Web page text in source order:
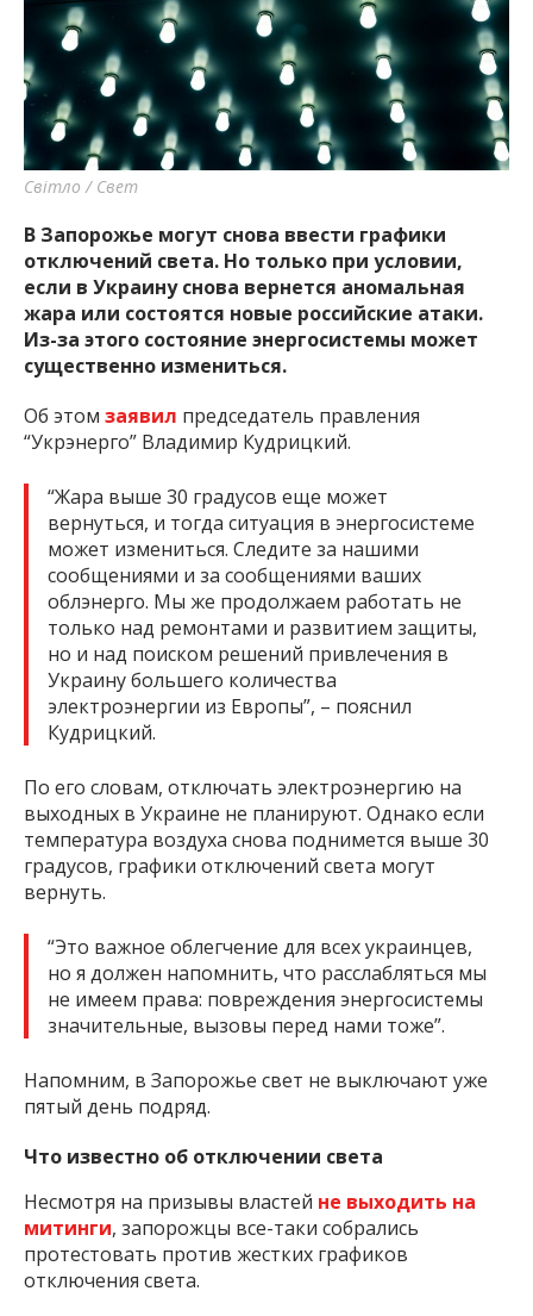
важную информацию о событиях
города Запорожья и области.
Світло / Свет
В Запорожье могут снова ввести графики
отключений света. Но только при условии,
если в Украину снова вернется аномальная
жара или состоятся новые российские атаки.
Из-за этого состояние энергосистемы может
существенно измениться.
Об этом заявил председатель правления
“Укрэнерго” Владимир Кудрицкий.
“Жара выше 30 градусов еще может
вернуться, и тогда ситуация в энергосистеме
может измениться. Следите за нашими
сообщениями и за сообщениями ваших
облэнерго. Мы же продолжаем работать не
только над ремонтами и развитием защиты,
но и над поиском решений привлечения в
Украину большего количества
электроэнергии из Европы”, – пояснил
Кудрицкий.
По его словам, отключать электроэнергию на
выходных в Украине не планируют. Однако если
температура воздуха снова поднимется выше 30
градусов, графики отключений света могут
вернуть.
“Это важное облегчение для всех украинцев,
но я должен напомнить, что расслабляться мы
не имеем права: повреждения энергосистемы
значительные, вызовы перед нами тоже”.
Напомним, в Запорожье свет не выключают уже
пятый день подряд.
Что известно об отключении света
Несмотря на призывы властей не выходить на
митинги, запорожцы все-таки собрались
протестовать против жестких графиков
отключения света.